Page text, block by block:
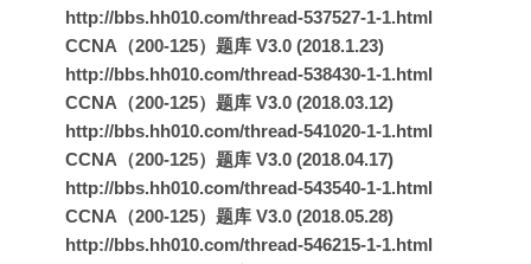
http://bbs.hh010.com/thread-537527-1-1.html
CCNA（200-125）题库 V3.0 (2018.1.23)
http://bbs.hh010.com/thread-538430-1-1.html
CCNA（200-125）题库 V3.0 (2018.03.12)
http://bbs.hh010.com/thread-541020-1-1.html
CCNA（200-125）题库 V3.0 (2018.04.17)
http://bbs.hh010.com/thread-543540-1-1.html
CCNA（200-125）题库 V3.0 (2018.05.28)
http://bbs.hh010.com/thread-546215-1-1.html